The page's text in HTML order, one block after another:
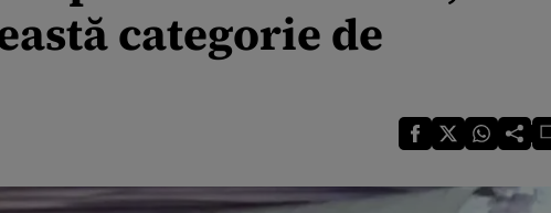
categorie de